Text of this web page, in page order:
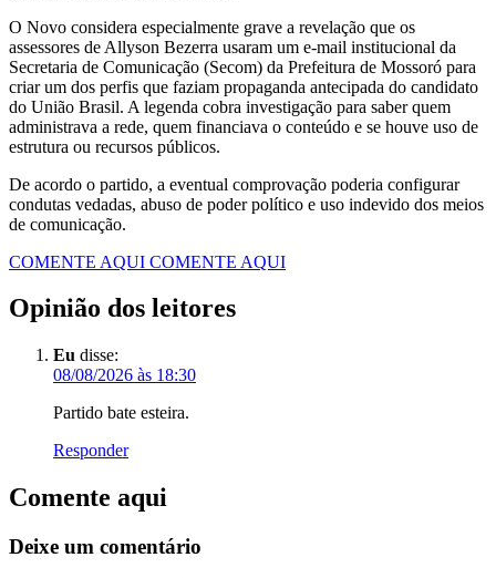
O Novo considera especialmente grave a revelação que os
assessores de Allyson Bezerra usaram um e-mail institucional da
Secretaria de Comunicação (Secom) da Prefeitura de Mossoró para
criar um dos perfis que faziam propaganda antecipada do candidato
do União Brasil. A legenda cobra investigação para saber quem
administrava a rede, quem financiava o conteúdo e se houve uso de
estrutura ou recursos públicos.
De acordo o partido, a eventual comprovação poderia configurar
condutas vedadas, abuso de poder político e uso indevido dos meios
de comunicação.
COMENTE AQUI COMENTE AQUI
Opinião dos leitores
Eu disse:
08/08/2026 às 18:30
Partido bate esteira.
Responder
Comente aqui
Deixe um comentário